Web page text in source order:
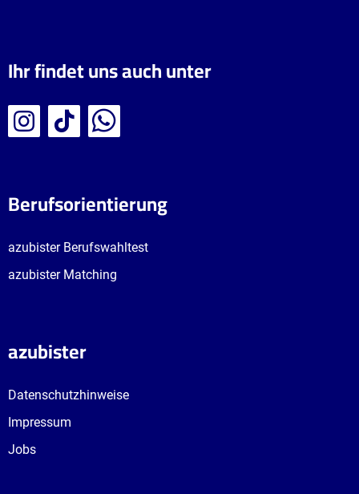
Ihr findet uns auch unter
Berufsorientierung
azubister Berufswahltest
azubister Matching
azubister
Datenschutzhinweise
Impressum
Jobs